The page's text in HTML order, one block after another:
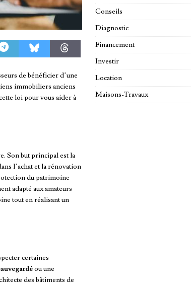
de bénéficier d’une
immobiliers anciens
loi pour vous aider à
Son but principal est la
l’achat et la rénovation
du patrimoine
adapté aux amateurs
tout en réalisant un
certaines
ou une
des bâtiments de
Conseils
Diagnostic
Financement
Investir
Location
Maisons-Travaux